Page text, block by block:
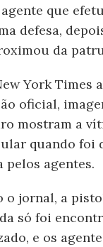
que
defesa,
da
York Times
oficial,
mostram a
quando foi
pelos agentes.
o jornal, a
só foi
e os